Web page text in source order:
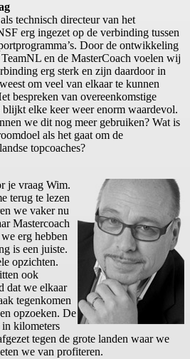
technisch directeur van het
erg ingezet op de verbinding tussen
Door de ontwikkeling
en de MasterCoach voelen wij
erg sterk en zijn daardoor in
om veel van elkaar te kunnen
bespreken van overeenkomstige
blijkt elke keer weer enorm waardevol.
we dit nog meer gebruiken? Wat is
als het gaat om de
topcoaches?
je vraag Wim.
terug te lezen
we vaker nu
Mastercoach
erg hebben
is een juiste.
opzichten.
ook
dat we elkaar
tegenkomen
opzoeken. De
kilometers
tegen de grote landen waar we
we van profiteren.